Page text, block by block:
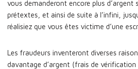
vous demanderont encore plus d’argent
prétextes, et ainsi de suite à l’infini,
réalisiez que vous êtes victime d’une
Les fraudeurs inventeront diverses
davantage d’argent (frais de